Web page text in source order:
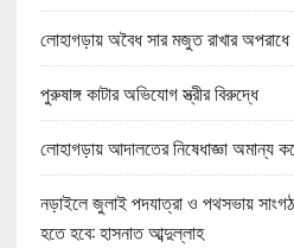
লোহাগড়ায় অবৈধ সার মজুত রাখার অপরাধে
পুরুষাঙ্গ কাটার অভিযোগ স্ত্রীর বিরুদ্ধে
লোহাগড়ায় আদালতের নিষেধাজ্ঞা অমান্য
নড়াইলে জুলাই পদযাত্রা ও পথসভায়
হতে হবে: হাসনাত আব্দুল্লাহ